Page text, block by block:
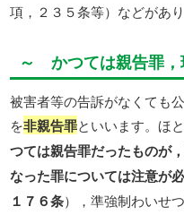
項，２３５条等）などがあり
～ かつては親告罪
被害者等の告訴がなくても
を非親告罪といいます。ほ
つては親告罪だったものが
なった罪については注意が
１７６条），準強制わいせ